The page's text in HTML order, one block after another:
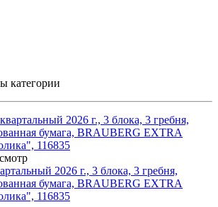
категории
2026 г., 3 блока, 3 гребня,
бумага, BRAUBERG EXTRA
116835